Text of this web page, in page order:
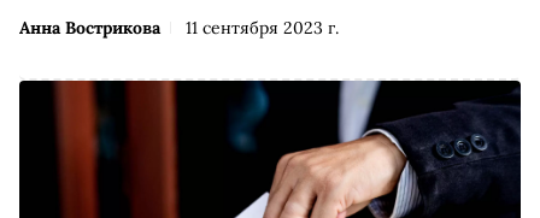
Анна Вострикова 11 сентября 2023 г.